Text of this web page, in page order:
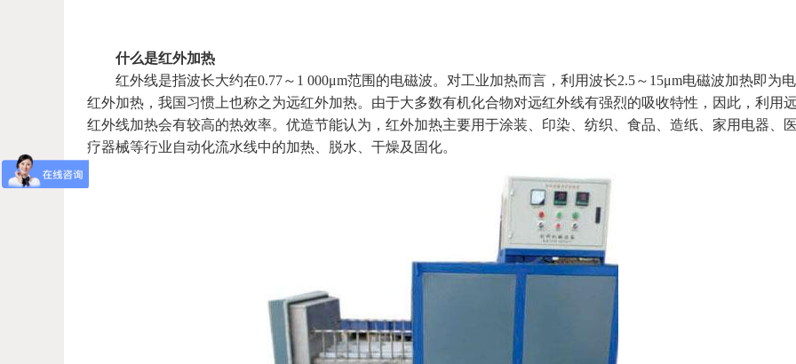
什么是红外加热
红外线是指波长大约在0.77～1 000μm范围的电磁波。对工业加热而言，利用波长2.5～15μm电磁波加热即为电
红外加热，我国习惯上也称之为远红外加热。由于大多数有机化合物对远红外线有强烈的吸收特性，因此，利用
红外线加热会有较高的热效率。优造节能认为，红外加热主要用于涂装、印染、纺织、食品、造纸、家用电器、
疗器械等行业自动化流水线中的加热、脱水、干燥及固化。